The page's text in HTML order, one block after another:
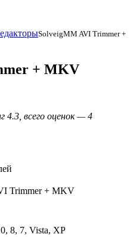
SolveigMM AVI Trimmer +
+ MKV
4.3, всего оценок — 4
Trimmer + MKV
8, 7, Vista, XP